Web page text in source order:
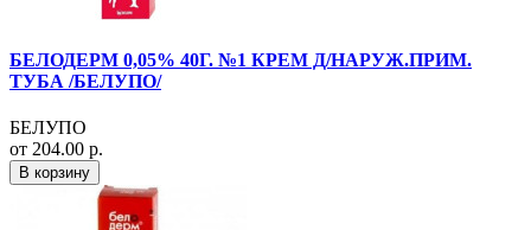
БЕЛОДЕРМ 0,05% 40Г. №1 КРЕМ Д/НАРУЖ.ПРИМ.
ТУБА /БЕЛУПО/
БЕЛУПО
от 204.00 р.
В корзину